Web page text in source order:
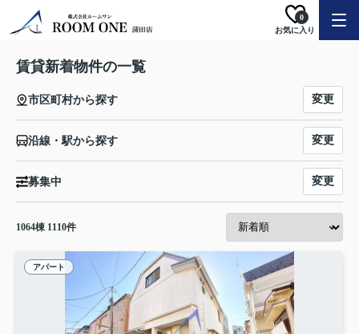
お気に入り
0
賃貸新着物件の一覧
市区町村から探す 変更
沿線・駅から探す 変更
募集中 変更
1064棟 1110件
アパート